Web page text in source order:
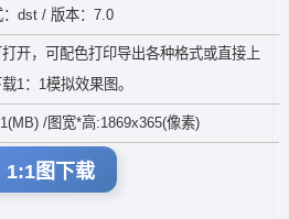
dst / 版本：7.0
开，可配色打印导出各种格式或直接上
1：1模拟效果图。
/图宽*高:1869x365(像素)
1:1图下载